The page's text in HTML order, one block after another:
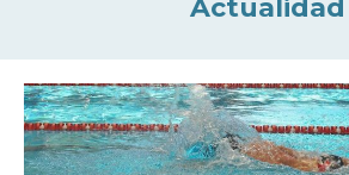
Actualidad